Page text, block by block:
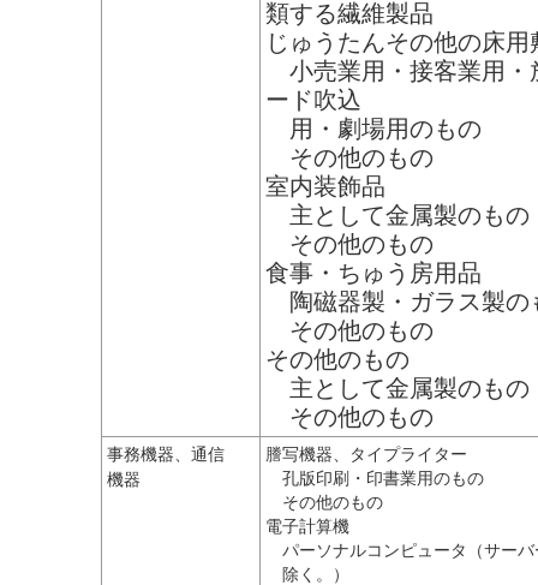
類する繊維製品
じゅうたんその他の床用
小売業用・接客業用・
ード吹込
用・劇場用のもの
その他のもの
室内装飾品
主として金属製のもの
その他のもの
食事・ちゅう房用品
陶磁器製・ガラス製の
その他のもの
その他のもの
主として金属製のもの
その他のもの
事務機器、通信
機器
謄写機器、タイプライター
孔版印刷・印書業用のもの
その他のもの
電子計算機
パーソナルコンピュータ（サーバ
除く。）